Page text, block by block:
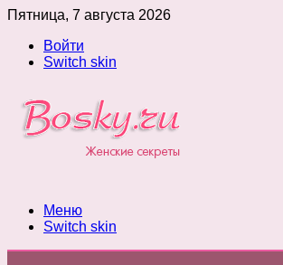
Пятница, 7 августа 2026
Войти
Switch skin
Меню
Switch skin